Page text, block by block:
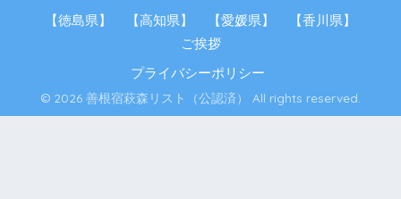
【徳島県】 【高知県】 【愛媛県】
【香川県】
ご挨拶
プライバシーポリシー
© 2026 善根宿萩森リスト（公認済） All rights reserved.